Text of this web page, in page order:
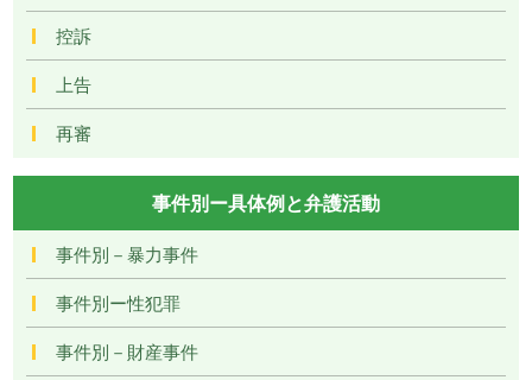
控訴
上告
再審
事件別ー具体例と弁護活動
事件別－暴力事件
事件別ー性犯罪
事件別－財産事件